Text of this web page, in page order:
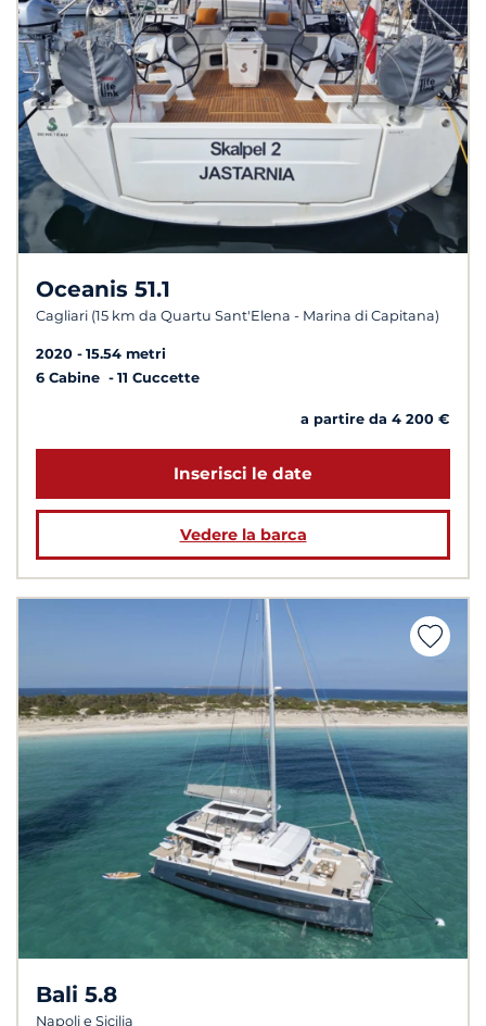
Oceanis 51.1
Cagliari (15 km da Quartu Sant'Elena - Marina di Capitana)
2020
15.54 metri
6 Cabine
11 Cuccette
a partire da 4 200 €
Inserisci le date
Vedere la barca
Bali 5.8
Napoli e Sicilia